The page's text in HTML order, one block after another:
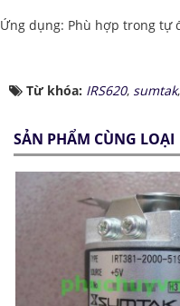
Ứng dụng: Phù hợp trong tự
Từ khóa: IRS620, sumtak,
SẢN PHẨM CÙNG LOẠI